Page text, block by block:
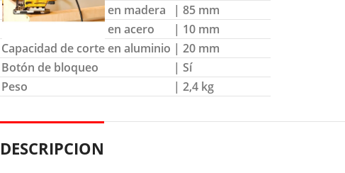
Capacidad de corte en madera
| 85 mm
Capacidad de corte en acero
| 10 mm
Capacidad de corte en aluminio | 20 mm
Botón de bloqueo
| Sí
Peso
| 2,4 kg
DESCRIPCION